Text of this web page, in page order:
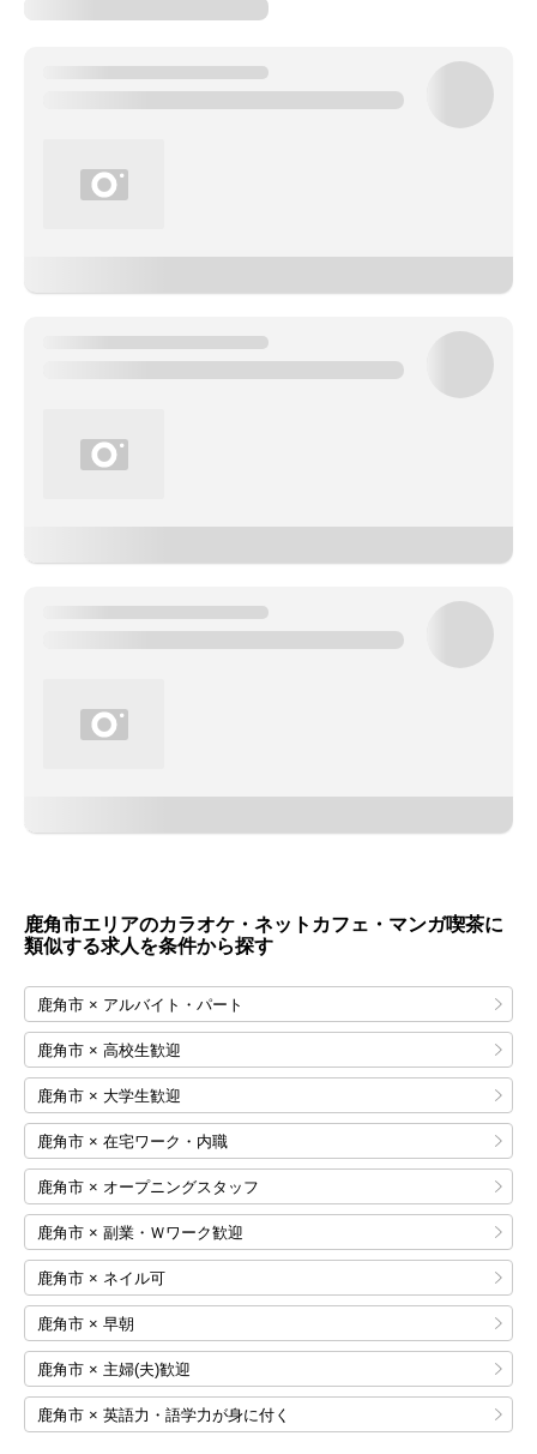
鹿角市エリアのカラオケ・ネットカフェ・マンガ喫茶に
類似する求人を条件から探す
鹿角市 × アルバイト・パート
鹿角市 × 高校生歓迎
鹿角市 × 大学生歓迎
鹿角市 × 在宅ワーク・内職
鹿角市 × オープニングスタッフ
鹿角市 × 副業・Ｗワーク歓迎
鹿角市 × ネイル可
鹿角市 × 早朝
鹿角市 × 主婦(夫)歓迎
鹿角市 × 英語力・語学力が身に付く